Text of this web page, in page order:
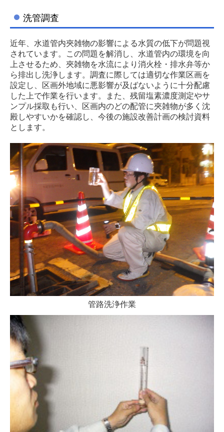
洗管調査
近年、水道管内夾雑物の影響による水質の低下が問題視
されています。この問題を解消し、水道管内の環境を向
上させるため、夾雑物を水流により消火栓・排水弁等か
ら排出し洗浄します。調査に際しては適切な作業区画を
設定し、区画外地域に悪影響が及ばないように十分配慮
した上で作業を行います。また、残留塩素濃度測定やサ
ンプル採取も行い、区画内のどの配管に夾雑物が多く沈
殿しやすいかを確認し、今後の施設改善計画の検討資料
とします。
管路洗浄作業